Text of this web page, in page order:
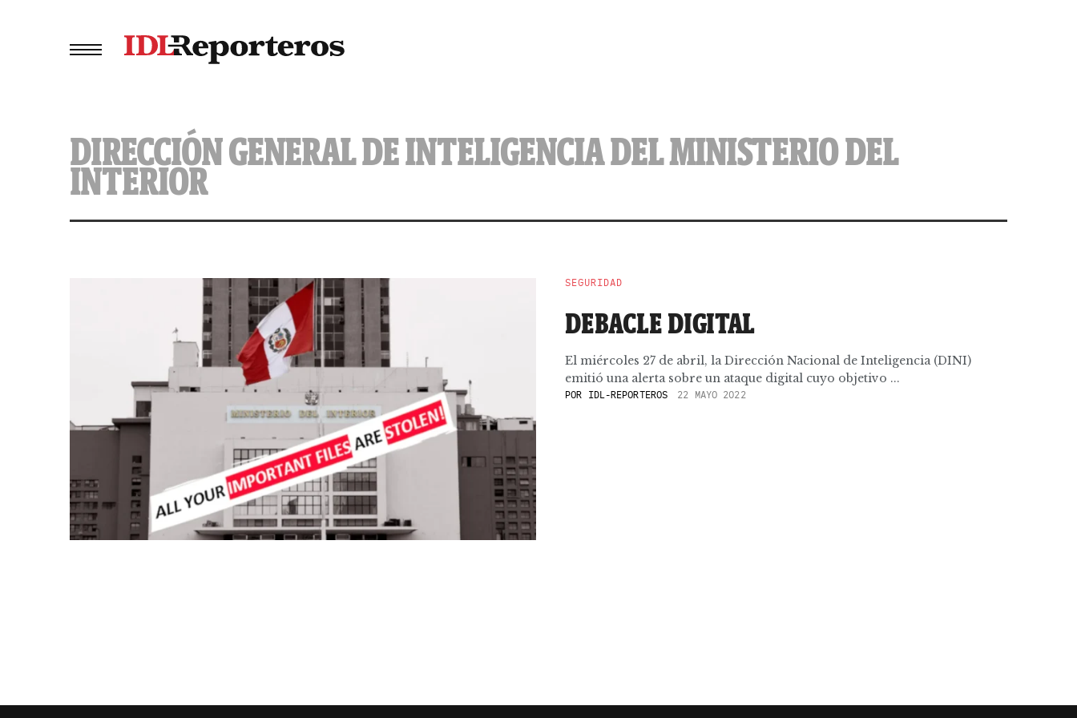
DIRECCIÓN GENERAL DE INTELIGENCIA DEL MINISTERIO DEL
INTERIOR
SEGURIDAD
DEBACLE DIGITAL
El miércoles 27 de abril, la Dirección Nacional de Inteligencia (DINI)
emitió una alerta sobre un ataque digital cuyo objetivo ...
POR IDL-REPORTEROS 22 MAYO 2022